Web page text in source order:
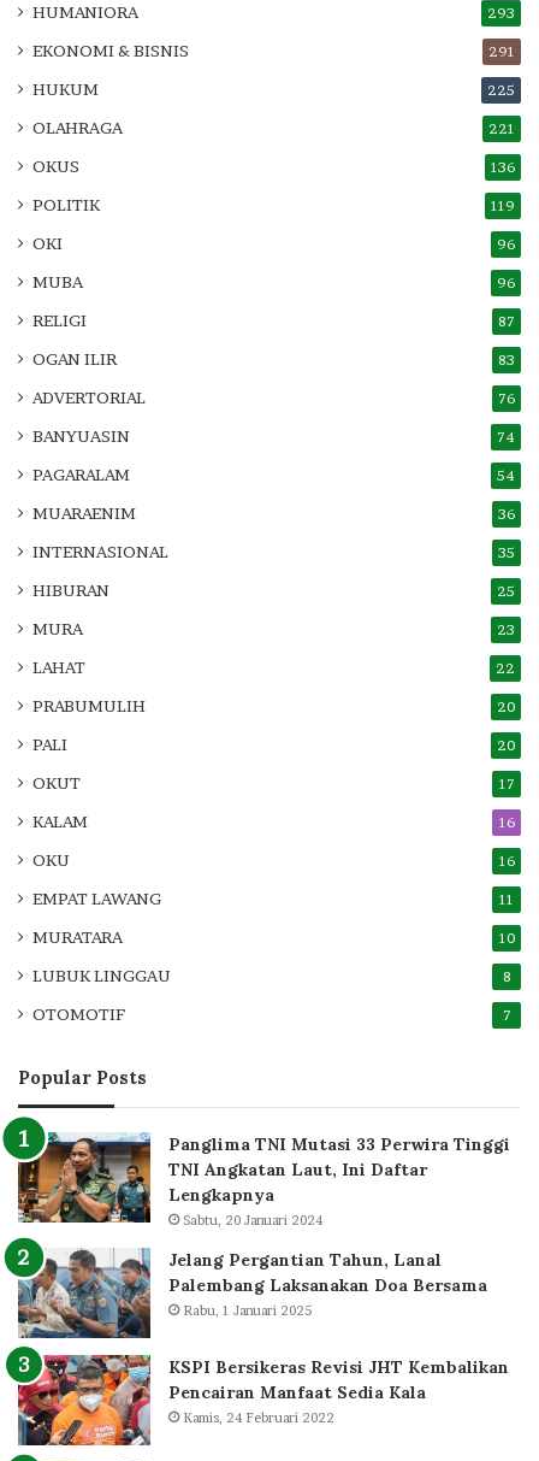
HUMANIORA 293
EKONOMI & BISNIS 291
HUKUM 225
OLAHRAGA 221
OKUS 136
POLITIK 119
OKI 96
MUBA 96
RELIGI 87
OGAN ILIR 83
ADVERTORIAL 76
BANYUASIN 74
PAGARALAM 54
MUARAENIM 36
INTERNASIONAL 35
HIBURAN 25
MURA 23
LAHAT 22
PRABUMULIH 20
PALI 20
OKUT 17
KALAM 16
OKU 16
EMPAT LAWANG 11
MURATARA 10
LUBUK LINGGAU 8
OTOMOTIF 7
Popular Posts
Panglima TNI Mutasi 33 Perwira Tinggi
TNI Angkatan Laut, Ini Daftar
Lengkapnya
Sabtu, 20 Januari 2024
Jelang Pergantian Tahun, Lanal
Palembang Laksanakan Doa Bersama
Rabu, 1 Januari 2025
KSPI Bersikeras Revisi JHT Kembalikan
Pencairan Manfaat Sedia Kala
Kamis, 24 Februari 2022